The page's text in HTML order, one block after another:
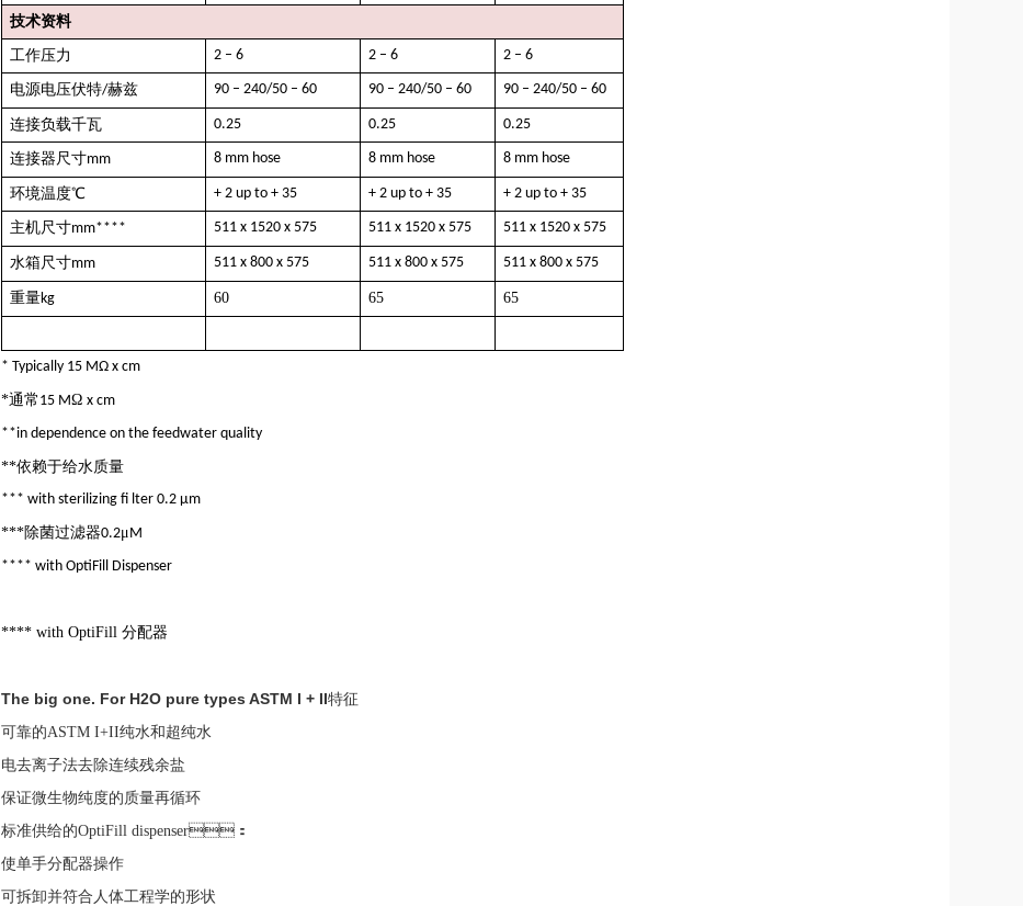
技术资料
工作压力 2 – 6 2 – 6 2 – 6
电源电压伏特/赫兹 90 – 240/50 – 60 90 – 240/50 – 60 90 – 240/50 – 60
连接负载千瓦 0.25 0.25 0.25
连接器尺寸mm 8 mm hose 8 mm hose 8 mm hose
环境温度℃ + 2 up to + 35 + 2 up to + 35 + 2 up to + 35
主机尺寸mm**** 511 x 1520 x 575 511 x 1520 x 575 511 x 1520 x 575
水箱尺寸mm 511 x 800 x 575 511 x 800 x 575 511 x 800 x 575
重量kg 60 65 65
* Typically 15 MΩ x cm
*通常 15 MΩ x cm
**in dependence on the feedwater quality
**依赖于给水质量
*** with sterilizing fi lter 0.2 μm
***除菌过滤器0.2μM
**** with OptiFill Dispenser
**** with OptiFill 分配器
The big one. For H2O pure types ASTM I + II特征
可靠的ASTM I+II纯水和超纯水
电去离子法去除连续残余盐
保证微生物纯度的质量再循环
标准供给的OptiFill dispenser：
使单手分配器操作
可拆卸并符合人体工程学的形状